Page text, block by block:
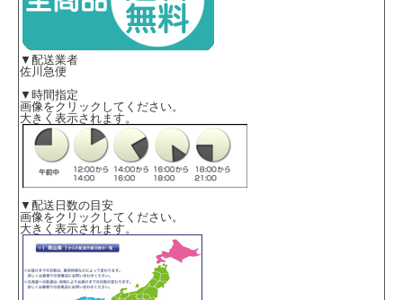
※取り寄せ商品、在庫有無、納期後日連絡
▼配送業者
佐川急便
▼時間指定
画像をクリックしてください。
大きく表示されます。
▼配送日数の目安
画像をクリックしてください。
大きく表示されます。